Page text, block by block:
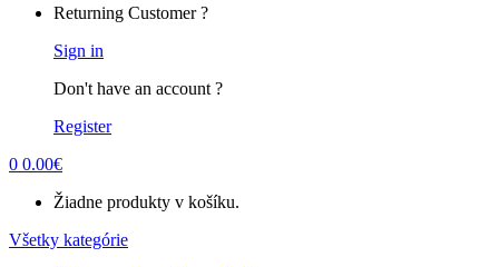
Returning Customer ?
Sign in
Don't have an account ?
Register
0 0.00€
Žiadne produkty v košíku.
Všetky kategórie